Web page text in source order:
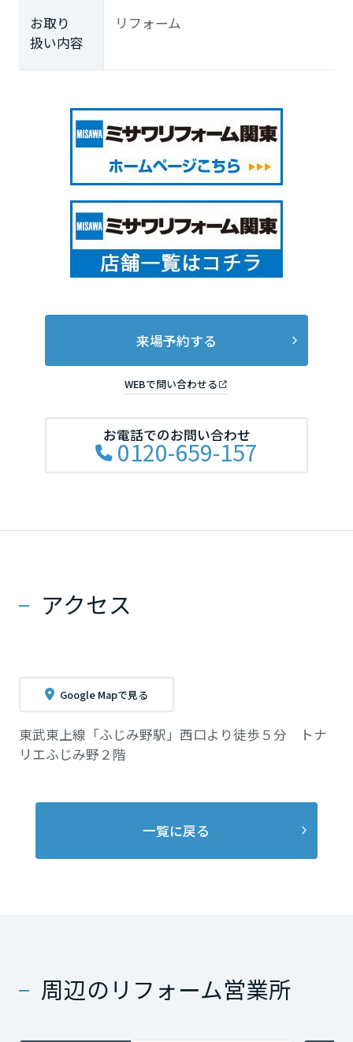
お取り
扱い内容
リフォーム
来場予約する
WEBで問い合わせる
お電話でのお問い合わせ
0120-659-157
アクセス
Google Mapで見る
東武東上線「ふじみ野駅」西口より徒歩５分 トナ
リエふじみ野２階
一覧に戻る
周辺のリフォーム営業所